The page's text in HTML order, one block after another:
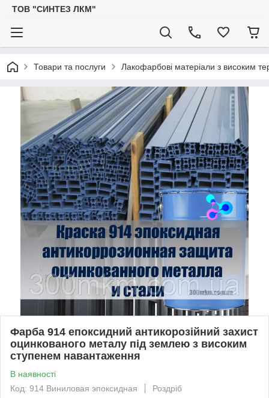
ТОВ "СИНТЕЗ ЛКМ"
Товари та послуги Лакофарбові матеріали з високим
Фарба 914 епоксидний антикорозійний захист
оцинкованого металу під землею з високим
ступенем навантаження
В наявності
Код: 914 Виниловая эпоксидная
Роздріб